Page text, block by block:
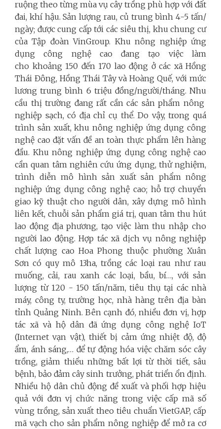
ruộng theo từng mùa vụ cây trồng phù hợp với đất
đai, khí hậu. Sản lượng rau, củ trung bình 4-5 tấn/
ngày; được cung cấp tới các siêu thị, khu chung cư
của Tập đoàn VinGroup. Khu nông nghiệp ứng
dụng công nghệ cao đang tạo việc làm
cho khoảng 150 đến 170 lao động ở các xã Hồng
Thái Đông, Hồng Thái Tây và Hoàng Quế, với mức
lương trung bình 6 triệu đồng/người/tháng. Nhu
cầu thị trường đang rất cần các sản phẩm nông
nghiệp sạch, có địa chỉ cụ thể. Do vậy, trong quá
trình sản xuất, khu nông nghiệp ứng dụng công
nghệ cao đặt vấn đề an toàn thực phẩm lên hàng
đầu. Khu nông nghiệp ứng dụng công nghệ cao
cần quan tâm nghiên cứu ứng dụng, thử nghiệm,
trình diễn mô hình sản xuất sản phẩm nông
nghiệp ứng dụng công nghệ cao; hỗ trợ chuyển
giao kỹ thuật cho người dân, xây dựng mô hình
liên kết, chuỗi sản phẩm giá trị, quan tâm thu hút
lao động địa phương, tạo việc làm thu nhập cho
người lao động. Hợp tác xã dịch vụ nông nghiệp
chất lượng cao Hoa Phong thuộc phường Xuân
Sơn có quy mô 13ha, trồng các loại rau như rau
muống, cải, rau xanh các loại, bầu, bí…, với sản
lượng từ 120 - 150 tấn/năm, tiêu thụ tại các nhà
máy, công ty, trường học, nhà hàng trên địa bàn
tỉnh Quảng Ninh. Bên cạnh đó, nhiều đơn vị, hợp
tác xã và hộ dân đã ứng dụng công nghệ IoT
(Internet vạn vật), thiết bị cảm ứng nhiệt độ, độ
ẩm, ánh sáng,… để tự động hóa việc chăm sóc cây
trồng, giảm thiểu những bất lợi từ thời tiết, sâu
bệnh, bảo đảm cây sinh trưởng, phát triển ổn định.
Nhiều hộ dân chủ động đề xuất và phối hợp hiệu
quả với đơn vị chức năng trong việc cấp mã số
vùng trồng, sản xuất theo tiêu chuẩn VietGAP, cấp
mã vạch cho sản phẩm nông nghiệp để mở ra cơ